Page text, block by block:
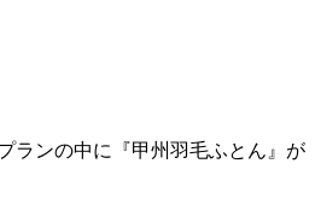
ランの中に『甲州羽毛ふとん』が